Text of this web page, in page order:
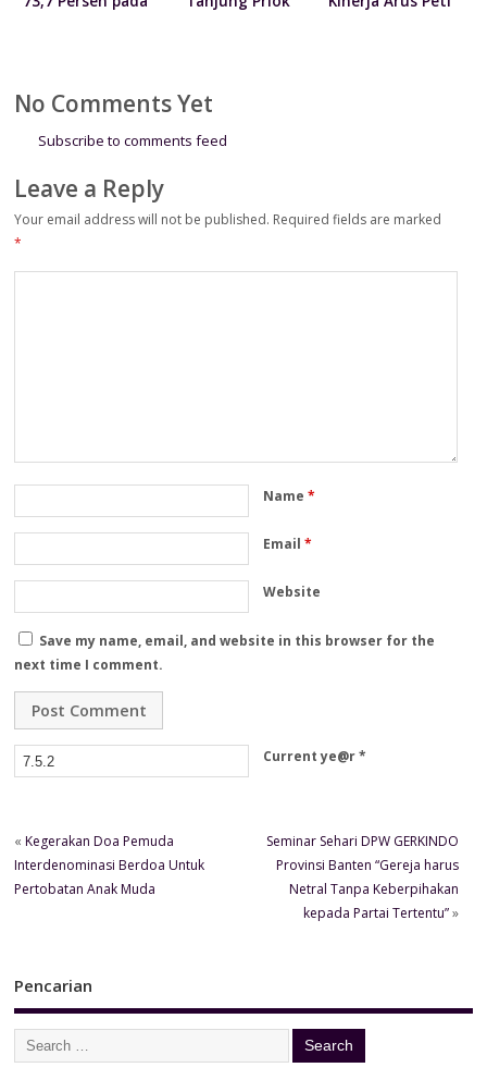
No Comments Yet
Subscribe to comments feed
Leave a Reply
Your email address will not be published. Required fields are marked
*
Name*
Email*
Website
Save my name, email, and website in this browser for the
next time I comment.
Current ye@r*
«Kegerakan Doa Pemuda
Interdenominasi Berdoa Untuk
Pertobatan Anak Muda
Seminar Sehari DPW GERKINDO
Provinsi Banten “Gereja harus
Netral Tanpa Keberpihakan
kepada Partai Tertentu”»
Pencarian